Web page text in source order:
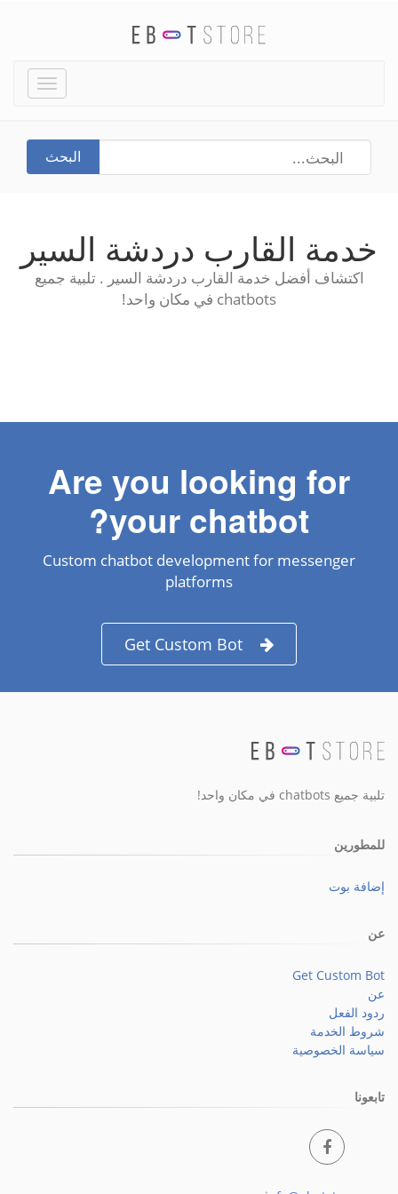
Toggle
البحث
خدمة القارب دردشة السير
اكتشاف أفضل خدمة القارب دردشة السير . تلبية جميع
chatbots في مكان واحد!
Are you looking for
your chatbot?
Custom chatbot development for messenger
platforms
Get Custom Bot
تلبية جميع chatbots في مكان واحد!
للمطورين
إضافة بوت
عن
Get Custom Bot
عن
ردود الفعل
شروط الخدمة
سياسة الخصوصية
تابعونا